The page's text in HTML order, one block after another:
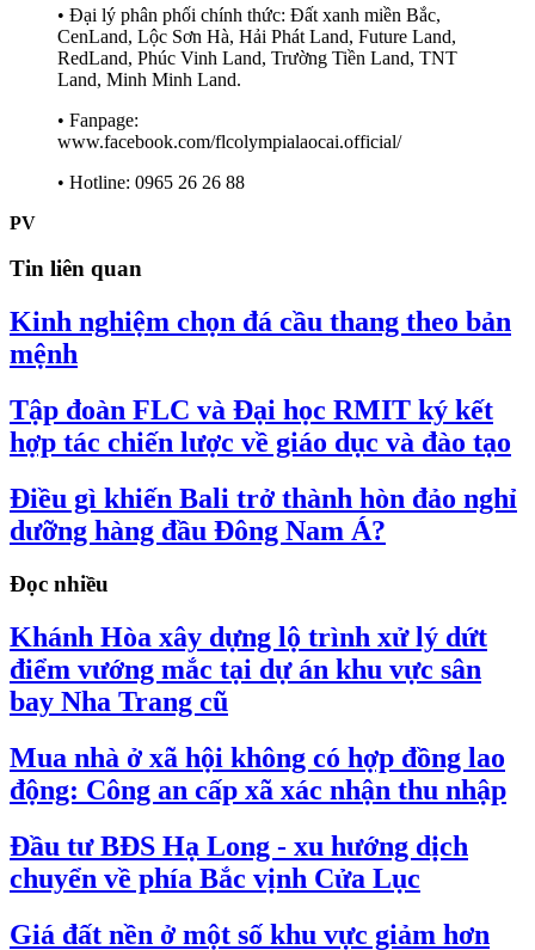
• Đại lý phân phối chính thức: Đất xanh miền Bắc,
CenLand, Lộc Sơn Hà, Hải Phát Land, Future Land,
RedLand, Phúc Vinh Land, Trường Tiền Land, TNT
Land, Minh Minh Land.
• Fanpage:
www.facebook.com/flcolympialaocai.official/
• Hotline: 0965 26 26 88
PV
Tin liên quan
Kinh nghiệm chọn đá cầu thang theo bản
mệnh
Tập đoàn FLC và Đại học RMIT ký kết
hợp tác chiến lược về giáo dục và đào tạo
Điều gì khiến Bali trở thành hòn đảo nghỉ
dưỡng hàng đầu Đông Nam Á?
Đọc nhiều
Khánh Hòa xây dựng lộ trình xử lý dứt
điểm vướng mắc tại dự án khu vực sân
bay Nha Trang cũ
Mua nhà ở xã hội không có hợp đồng lao
động: Công an cấp xã xác nhận thu nhập
Đầu tư BĐS Hạ Long - xu hướng dịch
chuyển về phía Bắc vịnh Cửa Lục
Giá đất nền ở một số khu vực giảm hơn